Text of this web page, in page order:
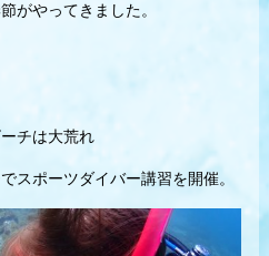
がやってきました。
チは大荒れ
スポーツダイバー講習を開催。